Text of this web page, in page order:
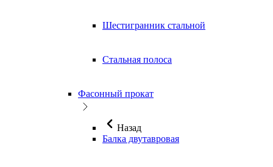
Шестигранник стальной
Стальная полоса
Фасонный прокат
Назад
Балка двутавровая